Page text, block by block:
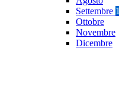
Settembre 1
Ottobre
Novembre
Dicembre